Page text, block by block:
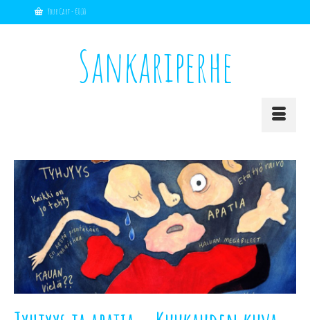
Your Cart-€0,00
Sankariperhe